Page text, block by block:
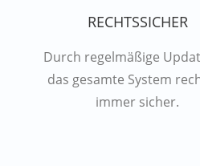
RECHTSSICHER
Durch regelmäßige
das gesamte System
immer sicher.